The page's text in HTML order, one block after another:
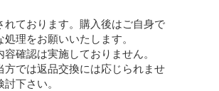
れております。購入後はご自身で
理をお願いいたします。
確認は実施しておりません。
方では返品交換には応じられませ
下さい。